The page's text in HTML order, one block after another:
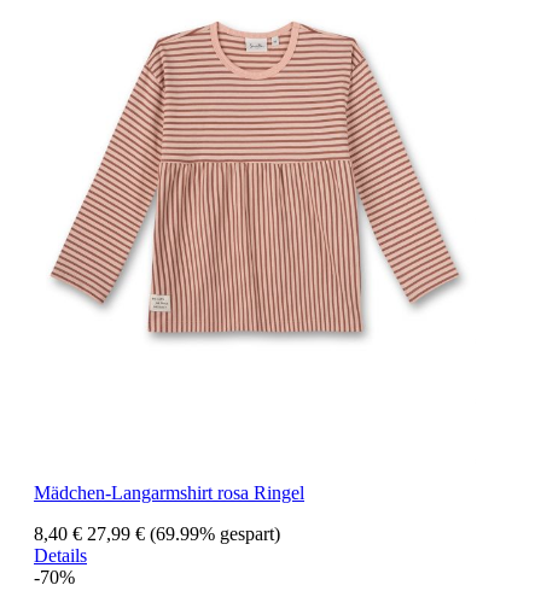
Mädchen-Langarmshirt rosa Ringel
8,40 € 27,99 € (69.99% gespart)
Details
-70%